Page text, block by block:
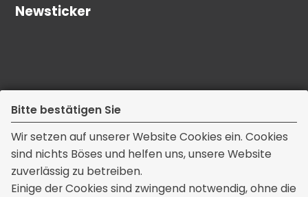
Bitte bestätigen Sie
Wir setzen auf unserer Website Cookies ein. Cookies
sind nichts Böses und helfen uns, unsere Website
zuverlässig zu betreiben.
Einige der Cookies sind zwingend notwendig, ohne die
Newsticker
Kontakt